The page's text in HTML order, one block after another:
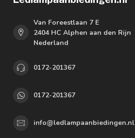
Van Foreestlaan 7 E
2404 HC Alphen aan den Rijn
Nederland
0172-201367
0172-201367
info@ledlampaanbiedingen.nl